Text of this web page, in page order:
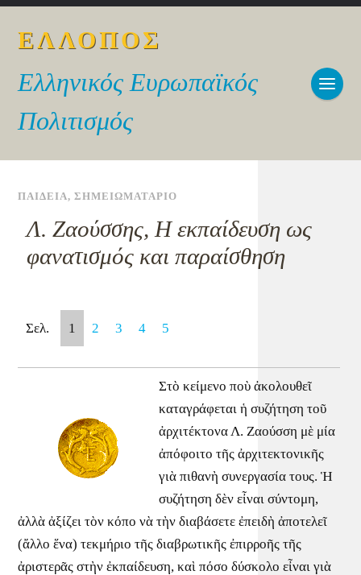
ΕΛΛΟΠΟΣ
Ελληνικός Ευρωπαϊκός
Πολιτισμός
ΠΑΙΔΕΙΑ,ΣΗΜΕΙΩΜΑΤΑΡΙΟ
Λ. Ζαούσσης, Η εκπαίδευση ως
φανατισμός και παραίσθηση
Σελ. 1 2 3 4 5
Στὸ κείμενο ποὺ ἀκολουθεῖ
καταγράφεται ἡ συζήτηση τοῦ
ἀρχιτέκτονα Λ. Ζαούσση μὲ μία
ἀπόφοιτο τῆς ἀρχιτεκτονικῆς
γιὰ πιθανὴ συνεργασία τους. Ἡ
συζήτηση δὲν εἶναι σύντομη,
ἀλλὰ ἀξίζει τὸν κόπο νὰ τὴν διαβάσετε ἐπειδὴ ἀποτελεῖ
(ἄλλο ἕνα) τεκμήριο τῆς διαβρωτικῆς ἐπιρροῆς τῆς
ἀριστερᾶς στὴν ἐκπαίδευση, καὶ πόσο δύσκολο εἶναι γιὰ